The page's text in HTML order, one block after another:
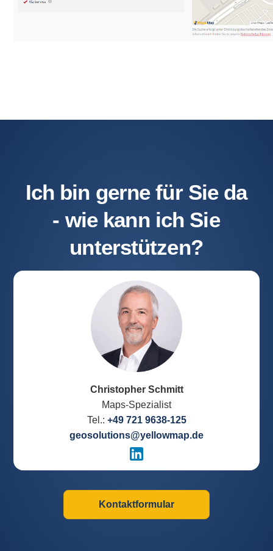
Ich bin gerne für Sie da
- wie kann ich Sie
unterstützen?
Christopher Schmitt
Maps-Spezialist
Tel.: +49 721 9638-125
geosolutions@yellowmap.de
Kontaktformular